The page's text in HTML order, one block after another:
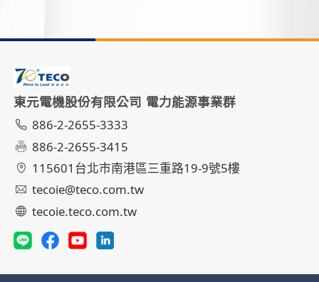
東元電機股份有限公司 電力能源事業群
886-2-2655-3333
886-2-2655-3415
115601台北市南港區三重路19-9號5樓
tecoie@teco.com.tw
tecoie.teco.com.tw